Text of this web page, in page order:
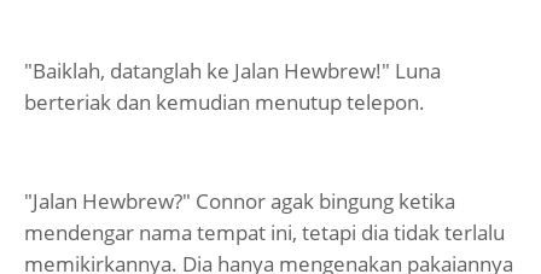
"Baiklah, datanglah ke Jalan Hewbrew!" Luna
berteriak dan kemudian menutup telepon.
"Jalan Hewbrew?" Connor agak bingung ketika
mendengar nama tempat ini, tetapi dia tidak terlalu
memikirkannya. Dia hanya mengenakan pakaiannya